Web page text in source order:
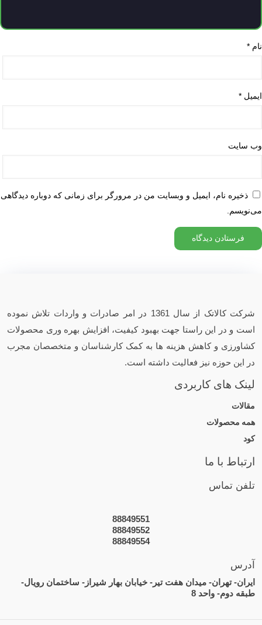
نام *
ایمیل *
وب‌ سایت
ذخیره نام، ایمیل و وبسایت من در مرورگر برای زمانی که دوباره دیدگاهی
می‌نویسم.
شرکت کالاتک از سال 1361 در امر صادرات و واردات تلاش نموده
است و در این راستا جهت بهبود کیفیت، افزایش بهره وری محصولات
کشاورزی و کاهش هزینه ها به کمک کارشناسان و متخصصان مجرب
در این حوزه نیز فعالیت داشته است.
لینک های کاربردی
مقالات
همه محصولات
کود
ارتباط با ما
تلفن تماس
88849551
88849552
88849554
آدرس
ایران- تهران- میدان هفت تیر- خیابان بهار شیراز- ساختمان رویال-
طبقه دوم- واحد 8